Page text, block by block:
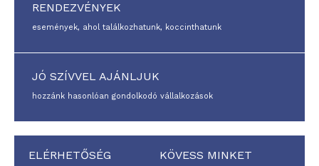
RENDEZVÉNYEK
események, ahol találkozhatunk, koccinthatunk
JÓ SZÍVVEL AJÁNLJUK
hozzánk hasonlóan gondolkodó vállalkozások
ELÉRHETŐSÉG KÖVESS MINKET